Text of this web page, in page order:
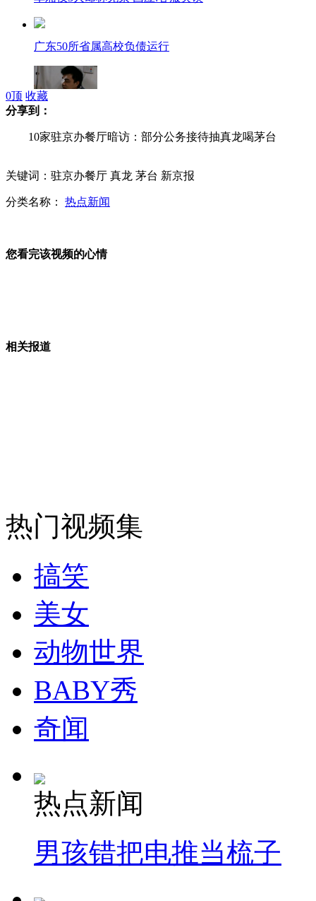
广东50所省属高校负债运行
拍客：深圳90后协管员勇斗劫匪被刺3刀
陈光标率40名员工吃酒店剩饭剩菜
外交部：反对强权政治霸凌主义
外交部：有关国家言论片面不公正
安徽一实载49人客车翻车
走！跟着总书记去植树
消防员救轻生者
纽约上演“枕头大战”
0顶 收藏
分享到：
10家驻京办餐厅暗访：部分公务接待抽真龙喝茅台
关键词：驻京办餐厅 真龙 茅台 新京报
分类名称： 热点新闻
您看完该视频的心情
相关报道
热门视频集
搞笑
美女
动物世界
BABY秀
奇闻
热点新闻
男孩错把电推当梳子